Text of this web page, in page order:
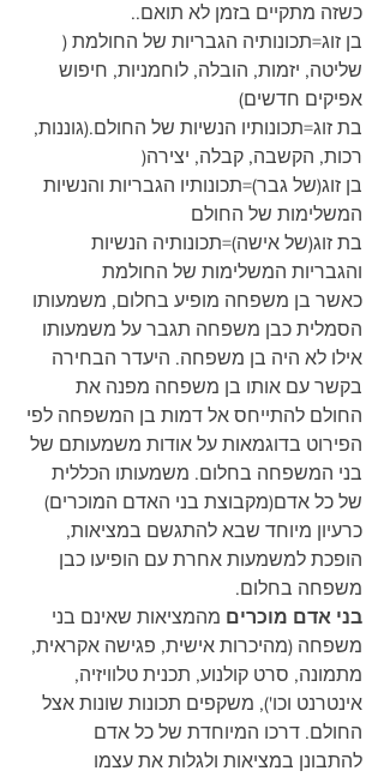
כשזה מתקיים בזמן לא תואם..
בן זוג=תכונותיה הגבריות של החולמת (
שליטה, יזמות, הובלה, לוחמניות, חיפוש
אפיקים חדשים)
בת זוג=תכונותיו הנשיות של החולם.(גוננות,
רכות, הקשבה, קבלה, יצירה(
בן זוג(של גבר)=תכונותיו הגבריות והנשיות
המשלימות של החולם
בת זוג(של אישה)=תכונותיה הנשיות
והגבריות המשלימות של החולמת
כאשר בן משפחה מופיע בחלום, משמעותו
הסמלית כבן משפחה תגבר על משמעותו
אילו לא היה בן משפחה. היעדר הבחירה
בקשר עם אותו בן משפחה מפנה את
החולם להתייחס אל דמות בן המשפחה לפי
הפירוט בדוגמאות על אודות משמעותם של
בני המשפחה בחלום. משמעותו הכללית
של כל אדם(מקבוצת בני האדם המוכרים)
כרעיון מיוחד שבא להתגשם במציאות,
הופכת למשמעות אחרת עם הופיעו כבן
משפחה בחלום.
בני אדם מוכרים מהמציאות שאינם בני
משפחה (מהיכרות אישית, פגישה אקראית,
מתמונה, סרט קולנוע, תכנית טלוויזיה,
אינטרנט וכו'), משקפים תכונות שונות אצל
החולם. דרכו המיוחדת של כל אדם
להתבונן במציאות ולגלות את עצמו